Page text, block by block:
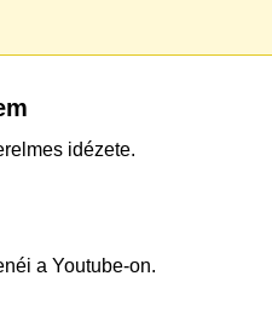
idézete.
a Youtube-on.